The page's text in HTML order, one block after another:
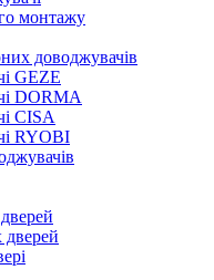
монтажу
доводжувачів
GEZE
DORMA
CISA
RYOBI